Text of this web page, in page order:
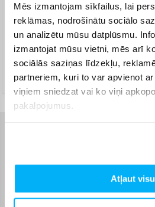
Mēs izmantojam sīkfailus, lai
reklāmas, nodrošinātu sociālo
un analizētu mūsu datplūsmu.
izmantojat mūsu vietni, mēs arī
sociālās saziņas līdzekļu,
partneriem, kuri to var apvienot
viņiem sniedzat vai ko viņi
pakalpojumus.
Atļaut visu
Venipak Kurjers (4,99 €)
Apmaksā pilnu summu skaidrā naudā
Augusts 13d. - Augusts 17d.
DPD kurjers (5,99 €)
Augusts 13d. - Augusts 17d.
Ražotājs
Produkts ir sertificēts un